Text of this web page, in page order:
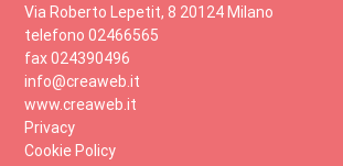
Via Roberto Lepetit, 8 20124 Milano
telefono 02466565
fax 024390496
info@creaweb.it
www.creaweb.it
Privacy
Cookie Policy